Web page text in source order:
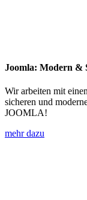
Joomla: Modern &
Wir arbeiten mit
sicheren und
JOOMLA!
mehr dazu